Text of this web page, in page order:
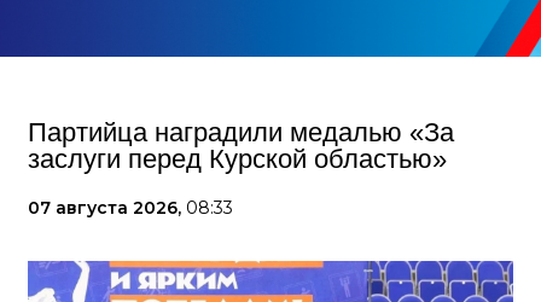
Партийца наградили медалью «За
заслуги перед Курской областью»
07 августа 2026, 08:33